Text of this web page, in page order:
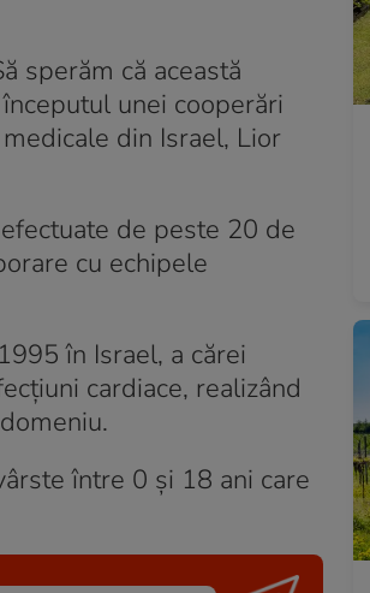
sperăm că această
unei cooperări
din Israel, Lior
de peste 20 de
cu echipele
în Israel, a cărei
cardiace, realizând
între 0 și 18 ani care